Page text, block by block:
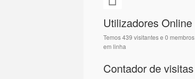
Utilizadores Online
Temos 439 visitantes e 0 membros
em linha
Contador de visitas